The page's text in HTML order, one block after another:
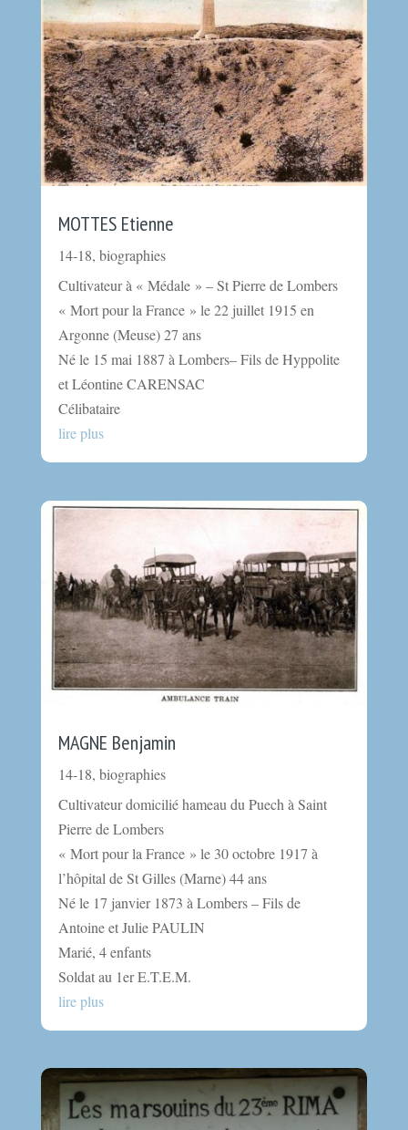
MOTTES Etienne
14-18, biographies
Cultivateur à « Médale » – St Pierre de Lombers
« Mort pour la France » le 22 juillet 1915 en
Argonne (Meuse) 27 ans
Né le 15 mai 1887 à Lombers– Fils de Hyppolite
et Léontine CARENSAC
Célibataire
lire plus
MAGNE Benjamin
14-18, biographies
Cultivateur domicilié hameau du Puech à Saint
Pierre de Lombers
« Mort pour la France » le 30 octobre 1917 à
l’hôpital de St Gilles (Marne) 44 ans
Né le 17 janvier 1873 à Lombers – Fils de
Antoine et Julie PAULIN
Marié, 4 enfants
Soldat au 1er E.T.E.M.
lire plus